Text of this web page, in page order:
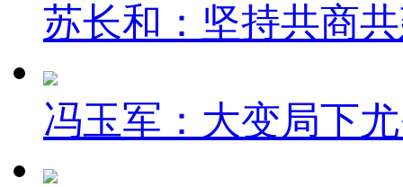
苏长和：坚持共商
冯玉军：大变局下